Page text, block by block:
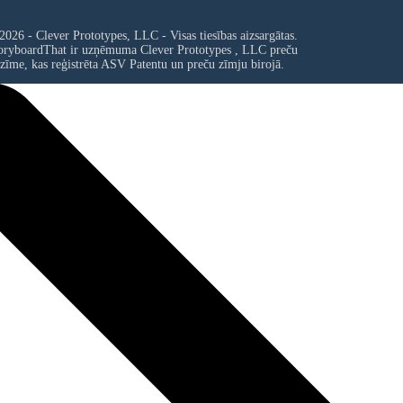
- Clever Prototypes, LLC - Visas tiesības aizsargātas.
ir uzņēmuma Clever Prototypes , LLCpreču
zīme, kas reģistrēta ASV Patentu un preču zīmju birojā.